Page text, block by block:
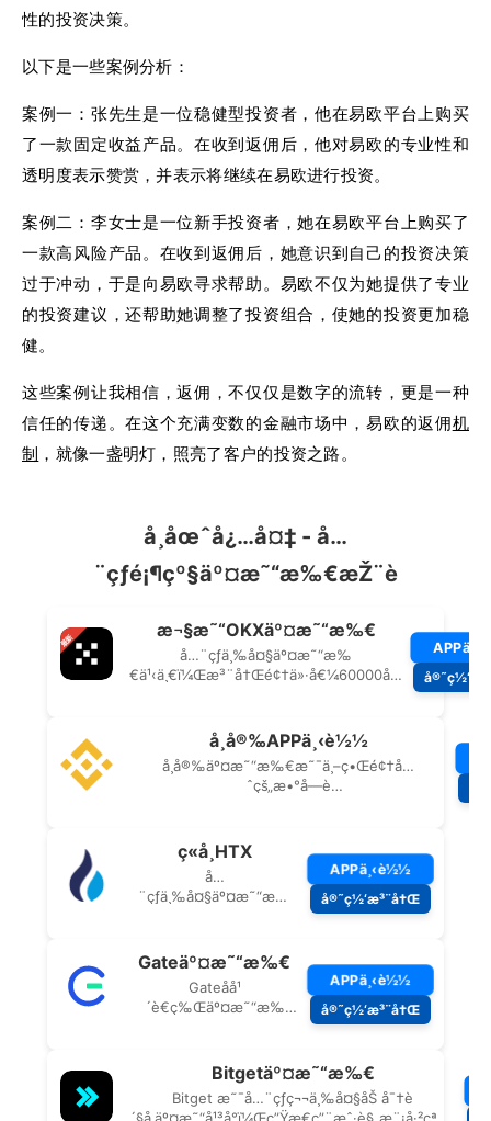
性的投资决策。
以下是一些案例分析：
案例一：张先生是一位稳健型投资者，他在易欧平台上购买
了一款固定收益产品。在收到返佣后，他对易欧的专业性和
透明度表示赞赏，并表示将继续在易欧进行投资。
案例二：李女士是一位新手投资者，她在易欧平台上购买了
一款高风险产品。在收到返佣后，她意识到自己的投资决策
过于冲动，于是向易欧寻求帮助。易欧不仅为她提供了专业
的投资建议，还帮助她调整了投资组合，使她的投资更加稳
健。
这些案例让我相信，返佣，不仅仅是数字的流转，更是一种
信任的传递。在这个充满变数的金融市场中，易欧的返佣机
制 ，就像一盏明灯，照亮了客户的投资之路。